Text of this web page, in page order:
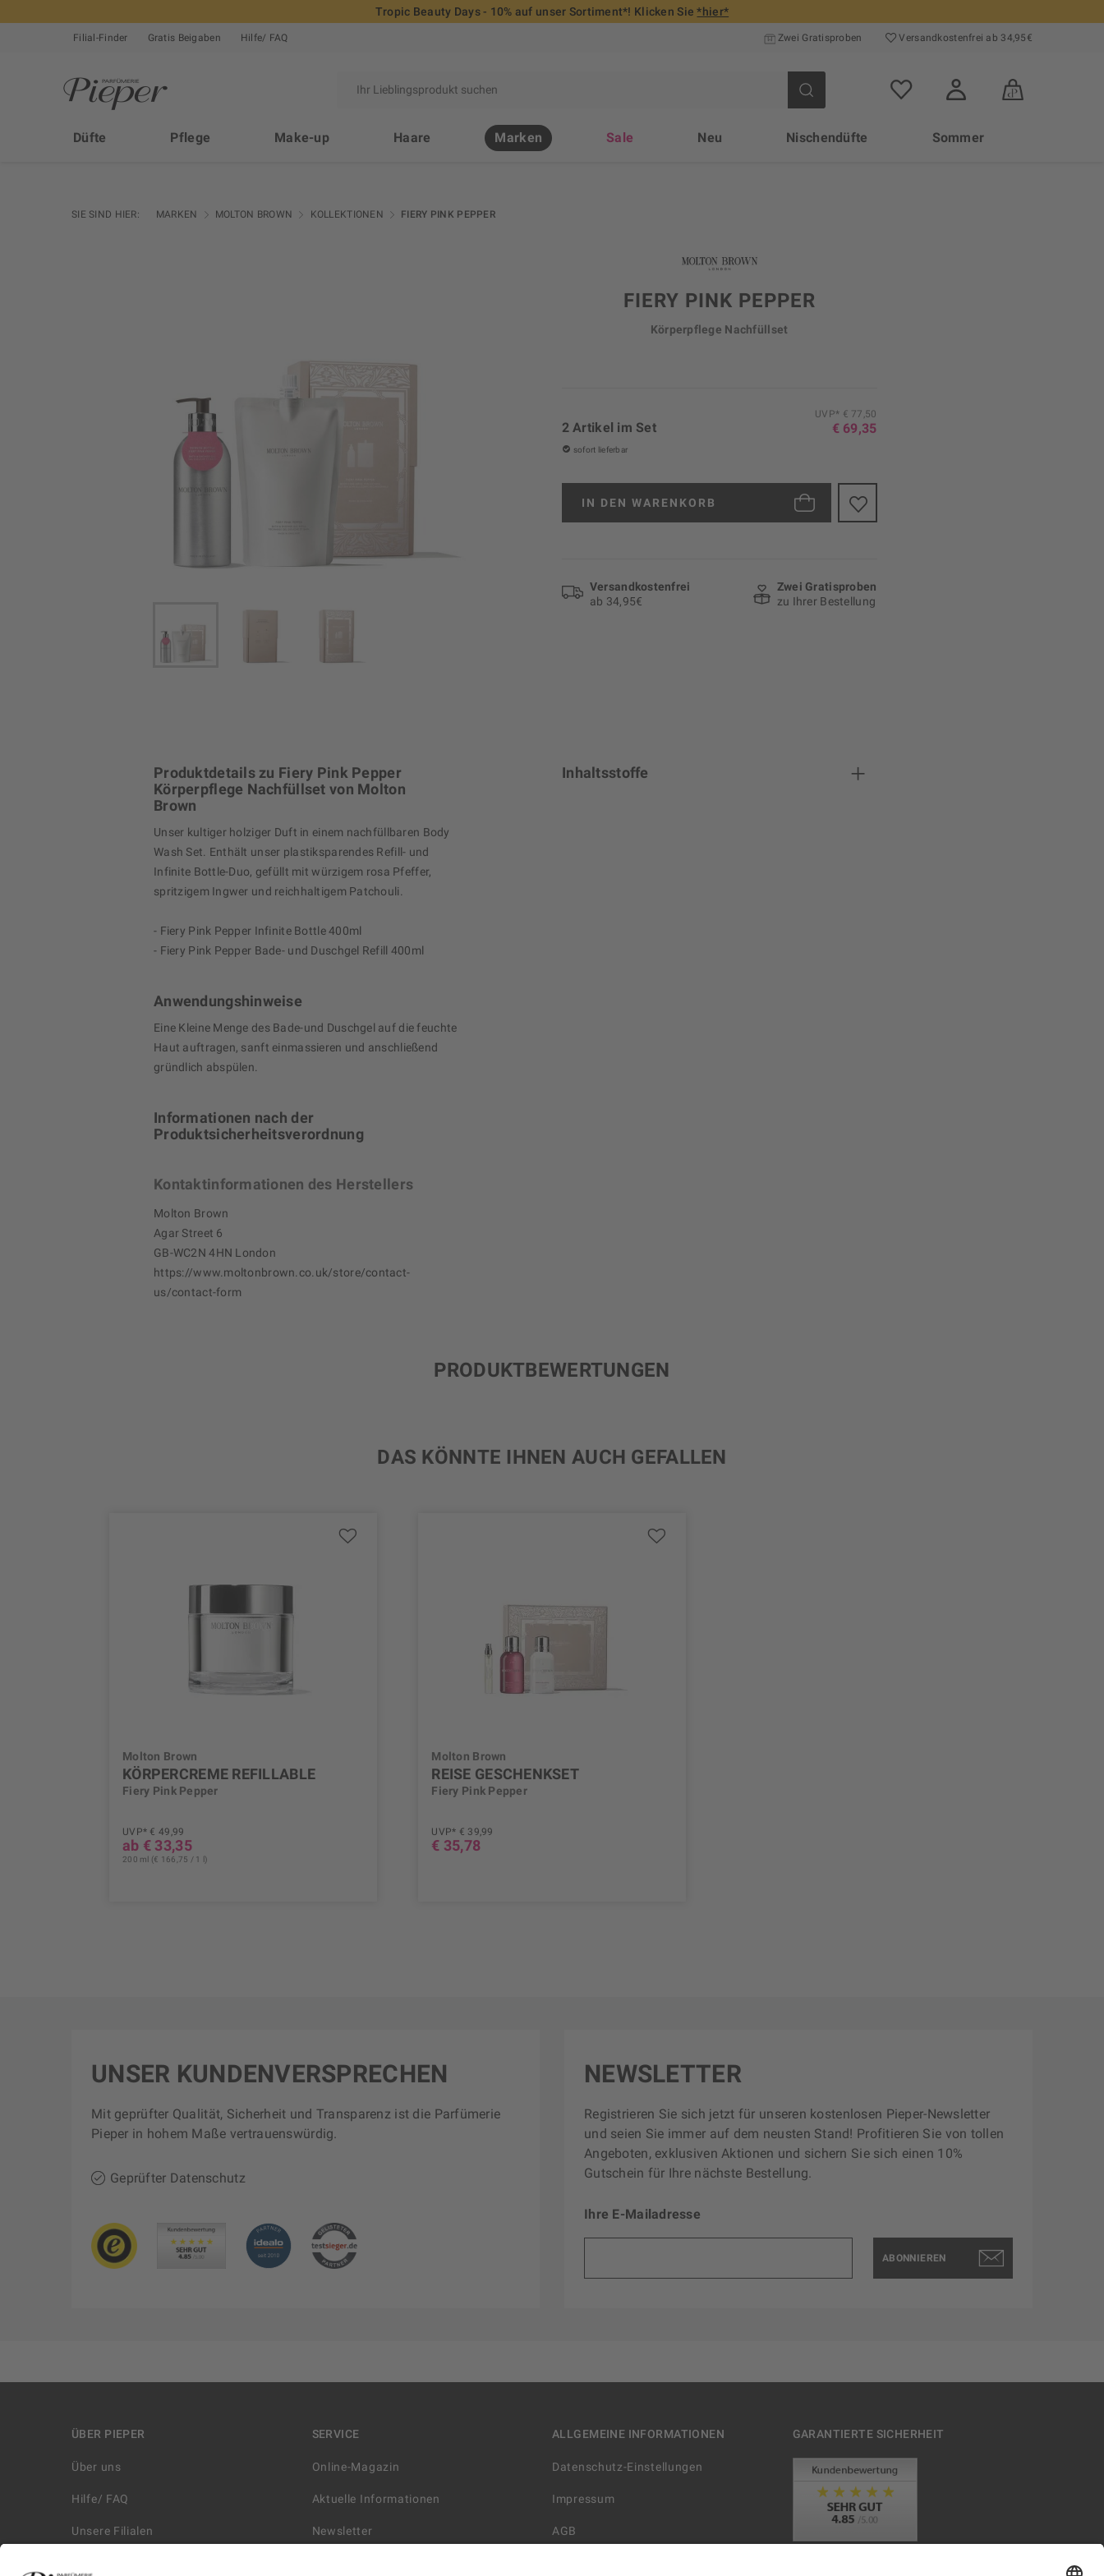
Tropic Beauty Days - 10% auf unser Sortiment*! Klicken Sie*hier*
Filial-Finder Gratis Beigaben Hilfe/ FAQ Zwei Gratisproben Versand­kosten­frei ab 34,95€
Düfte Pflege Make-up Haare Marken Sale Neu Nischendüfte Sommer
SIE SIND HIER: MARKEN MOLTON BROWN KOLLEKTIONEN FIERY PINK PEPPER
FIERY PINK PEPPER
Körperpflege Nachfüllset
UVP* € 77,50
€ 69,35
2 Artikel im Set
sofort lieferbar
IN DEN WARENKORB
Versand­kosten­frei
ab 34,95€
Zwei Gratisproben
zu Ihrer Bestellung
Produktdetails zu Fiery Pink Pepper
Körperpflege Nachfüllset von Molton
Brown
Unser kultiger holziger Duft in einem nachfüllbaren Body
Wash Set. Enthält unser plastiksparendes Refill- und
Infinite Bottle-Duo, gefüllt mit würzigem rosa Pfeffer,
spritzigem Ingwer und reichhaltigem Patchouli.
- Fiery Pink Pepper Infinite Bottle 400ml
- Fiery Pink Pepper Bade- und Duschgel Refill 400ml
Anwendungshinweise
Eine Kleine Menge des Bade-und Duschgel auf die feuchte
Haut auftragen, sanft einmassieren und anschließend
gründlich abspülen.
Informationen nach der
Produktsicherheitsverordnung
Kontaktinformationen des Herstellers
Molton Brown
Agar Street 6
GB-WC2N 4HN London
https://www.moltonbrown.co.uk/store/contact-
us/contact-form
Inhaltsstoffe
PRODUKTBEWERTUNGEN
DAS KÖNNTE IHNEN AUCH GEFALLEN
Molton Brown
KÖRPERCREME REFILLABLE
Fiery Pink Pepper
UVP* € 49,99
ab € 33,35
200 ml (€ 166,75 / 1 l)
Molton Brown
REISE GESCHENKSET
Fiery Pink Pepper
UVP* € 39,99
€ 35,78
NEWSLETTER
Registrieren Sie sich jetzt für unseren kostenlosen Pieper-Newsletter
und seien Sie immer auf dem neusten Stand! Profitieren Sie von tollen
Angeboten, exklusiven Aktionen und sichern Sie sich einen 10%
Gutschein für Ihre nächste Bestellung.
Ihre E-Mailadresse
ABONNIEREN
UNSER KUNDENVERSPRECHEN
Mit geprüfter Qualität, Sicherheit und Transparenz ist die Parfümerie
Pieper in hohem Maße vertrauenswürdig.
Geprüfter Datenschutz
ÜBER PIEPER
Über uns
Hilfe/ FAQ
Unsere Filialen
SERVICE
Online-Magazin
Aktuelle Informationen
Newsletter
ALLGEMEINE INFORMATIONEN
Datenschutz-Einstellungen
Impressum
AGB
GARANTIERTE SICHERHEIT